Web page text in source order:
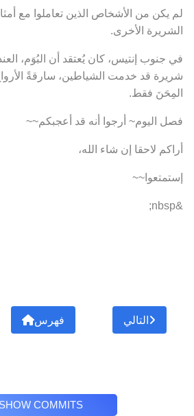
لم يكن من الأشخاص الذين تعاملوا مع
الشريرة الأخرى.
في جنوب إنتيس، كان يُعتقد أن البُوَم،
شريرة قد خدمت الشياطين، سارقةً
المِحَنَ فقط.
فصل اليوم~ أرجوا أنه قد أعجبكم~~
أراكم لاحقا إن شاء الله،
إستمتعوا~~
&nbsp;
فهرس التالي
SHOW COMMITS